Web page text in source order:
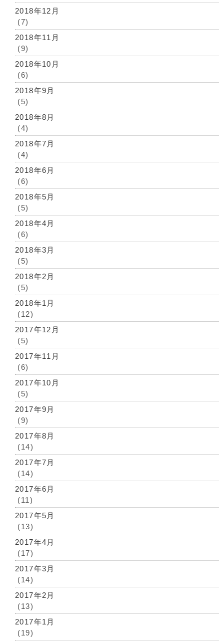
2018年12月
(7)
2018年11月
(9)
2018年10月
(6)
2018年9月
(5)
2018年8月
(4)
2018年7月
(4)
2018年6月
(6)
2018年5月
(5)
2018年4月
(6)
2018年3月
(5)
2018年2月
(5)
2018年1月
(12)
2017年12月
(5)
2017年11月
(6)
2017年10月
(5)
2017年9月
(9)
2017年8月
(14)
2017年7月
(14)
2017年6月
(11)
2017年5月
(13)
2017年4月
(17)
2017年3月
(14)
2017年2月
(13)
2017年1月
(19)